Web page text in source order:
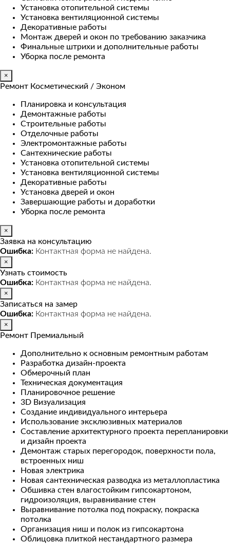
Установка отопительной системы
Установка вентиляционной системы
Декоративные работы
Монтаж дверей и окон по требованию заказчика
Финальные штрихи и дополнительные работы
Уборка после ремонта
×
Ремонт Косметический / Эконом​
Планировка и консультация
Демонтажные работы
Строительные работы
Отделочные работы
Электромонтажные работы
Сантехнические работы
Установка отопительной системы
Установка вентиляционной системы
Декоративные работы
Установка дверей и окон
Завершающие работы и доработки
Уборка после ремонта
×
Заявка на консультацию
Ошибка: Контактная форма не найдена.
×
Узнать стоимость
Ошибка: Контактная форма не найдена.
×
Записаться на замер
Ошибка: Контактная форма не найдена.
×
Ремонт Премиальный
Дополнительно к основным ремонтным работам
Разработка дизайн-проекта
Обмерочный план
Техническая документация
Планировочное решение
3D Визуализация
Создание индивидуального интерьера
Использование эксклюзивных материалов
Составление архитектурного проекта перепланировки
и дизайн проекта
Демонтаж старых перегородок, поверхности пола,
встроенных ниш
Новая электрика
Новая сантехническая разводка из металлопластика
Обшивка стен влагостойким гипсокартоном,
гидроизоляция, выравнивание стен
Выравнивание потолка под покраску, покраска
потолка
Организация ниш и полок из гипсокартона
Облицовка плиткой нестандартного размера